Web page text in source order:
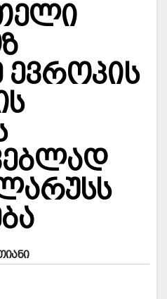
ევროპის